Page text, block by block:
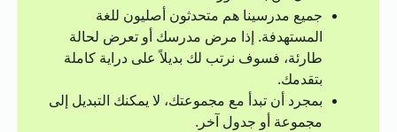
جميع مدرسينا هم متحدثون أصليون للغة
المستهدفة. إذا مرض مدرسك أو تعرض لحالة
طارئة، فسوف نرتب لك بديلاً على دراية كاملة
بتقدمك.
بمجرد أن تبدأ مع مجموعتك، لا يمكنك التبديل إلى
مجموعة أو جدول آخر.